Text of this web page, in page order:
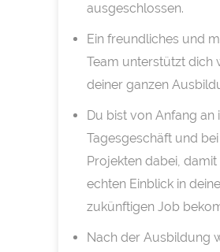
ausgeschlossen.
Ein freundliches und
Team unterstützt dich
deiner ganzen
Du bist von Anfang an
Tagesgeschäft und
Projekten dabei, damit
echten Einblick in
zukünftigen Job
Nach der Ausbildung